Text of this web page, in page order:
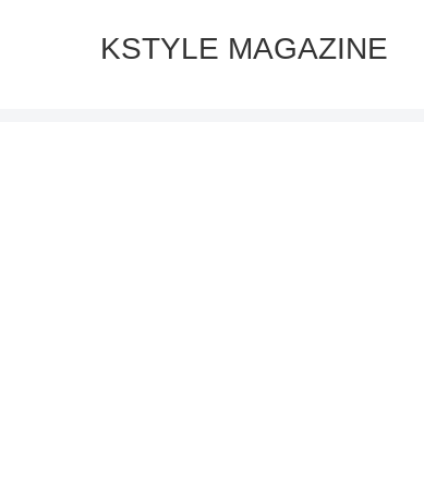
KSTYLE MAGAZINE